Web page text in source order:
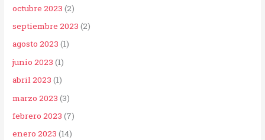
octubre 2023 (2)
septiembre 2023 (2)
agosto 2023 (1)
junio 2023 (1)
abril 2023 (1)
marzo 2023 (3)
febrero 2023 (7)
enero 2023 (14)